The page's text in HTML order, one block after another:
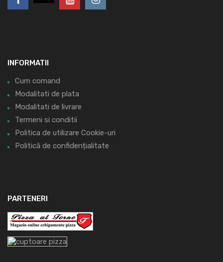
INFORMATII
Cum comand
Modalitati de plata
Modalitati de livrare
Termeni si conditii
Politica de utilizare Cookie-uri
Politică de confidențialitate
PARTENERI